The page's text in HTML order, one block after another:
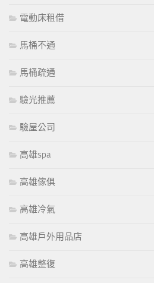
電動床租借
馬桶不通
馬桶疏通
驗光推薦
驗屋公司
高雄spa
高雄傢俱
高雄冷氣
高雄戶外用品店
高雄整復